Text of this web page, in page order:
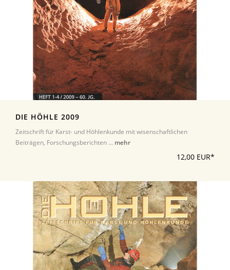
DIE HÖHLE 2009
Zeitschrift für Karst- und Höhlenkunde mit wisenschaftlichen
Beiträgen, Forschungsberichten ... mehr
12,00 EUR*